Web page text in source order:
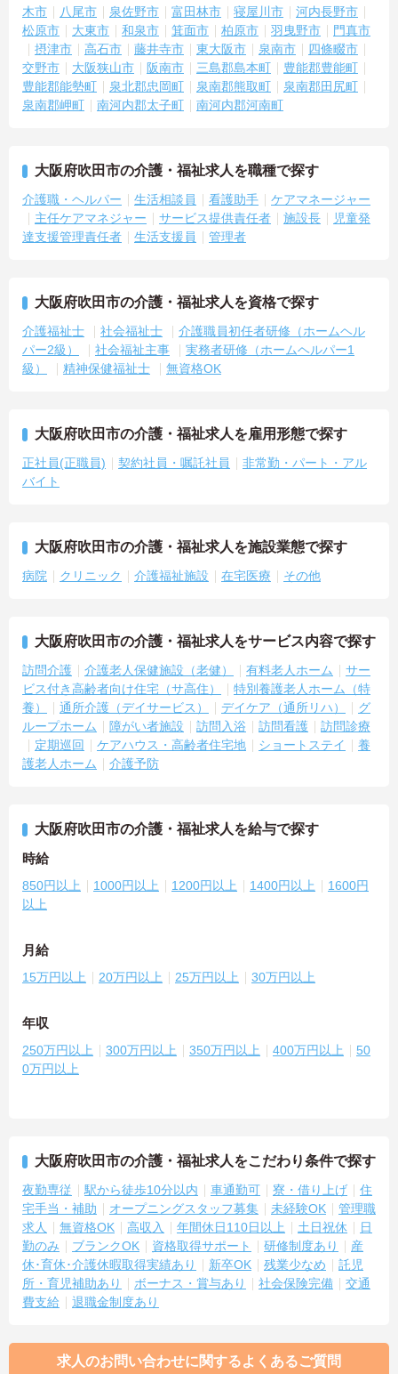
木市
八尾市 泉佐野市 富田林市 寝屋川市
河内長野市
松原市
大東市 和泉市 箕面市 柏原市 羽曳野市
門真市
摂津市
高石市 藤井寺市 東大阪市 泉南市
四條畷市
交野市
大阪狭山市 阪南市 三島郡島本町
豊能郡豊能町
豊能郡能勢町
泉北郡忠岡町 泉南郡熊取町
泉南郡田尻町
泉南郡岬町
南河内郡太子町 南河内郡河南町
大阪府吹田市の介護・福祉求人を職種で探す
介護職・ヘルパー 生活相談員 看護助手
ケアマネージャー
主任ケアマネジャー
サービス提供責任者 施設長
児童発
達支援管理責任者
生活支援員 管理者
大阪府吹田市の介護・福祉求人を資格で探す
介護福祉士 社会福祉士
介護職員初任者研修（ホームヘル
パー2級）
社会福祉主事
実務者研修（ホームヘルパー1
級）
精神保健福祉士 無資格OK
大阪府吹田市の介護・福祉求人を雇用形態で探す
正社員(正職員) 契約社員・嘱託社員
非常勤・パート・アル
バイト
大阪府吹田市の介護・福祉求人を施設業態で探す
病院 クリニック 介護福祉施設 在宅医療 その他
大阪府吹田市の介護・福祉求人をサービス内容で探す
訪問介護 介護老人保健施設（老健） 有料老人ホーム
サー
ビス付き高齢者向け住宅（サ高住）
特別養護老人ホーム（特
養）
通所介護（デイサービス） デイケア（通所リハ）
グ
ループホーム
障がい者施設 訪問入浴 訪問看護
訪問診療
定期巡回
ケアハウス・高齢者住宅地 ショートステイ
養
護老人ホーム
介護予防
大阪府吹田市の介護・福祉求人を給与で探す
時給
850円以上 1000円以上 1200円以上 1400円以上
1600円
以上
月給
15万円以上 20万円以上 25万円以上 30万円以上
年収
250万円以上 300万円以上 350万円以上 400万円以上
50
0万円以上
大阪府吹田市の介護・福祉求人をこだわり条件で探す
夜勤専従 駅から徒歩10分以内 車通勤可 寮・借り上げ
住
宅手当・補助
オープニングスタッフ募集 未経験OK
管理職
求人
無資格OK 高収入 年間休日110日以上 土日祝休
日
勤のみ
ブランクOK 資格取得サポート 研修制度あり
産
休･育休･介護休暇取得実績あり
新卒OK 残業少なめ
託児
所・育児補助あり
ボーナス・賞与あり 社会保険完備
交通
費支給
退職金制度あり
求人のお問い合わせに関するよくあるご質問